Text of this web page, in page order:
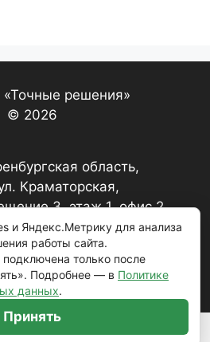
решения»
© 2026
область,
Краматорская,
3, этаж 1, офис 2
17-67, 22-20-79
персональных данных
и Яндекс.Метрику для анализа
работы сайта.
только после
Подробнее — в Политике
данных.
Принять